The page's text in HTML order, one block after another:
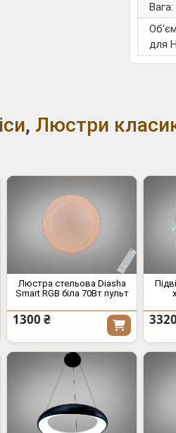
Вага:
для
, Люстри
Люстра стельова Diasha
Smart RGB біла 70Вт пульт
1300 ₴